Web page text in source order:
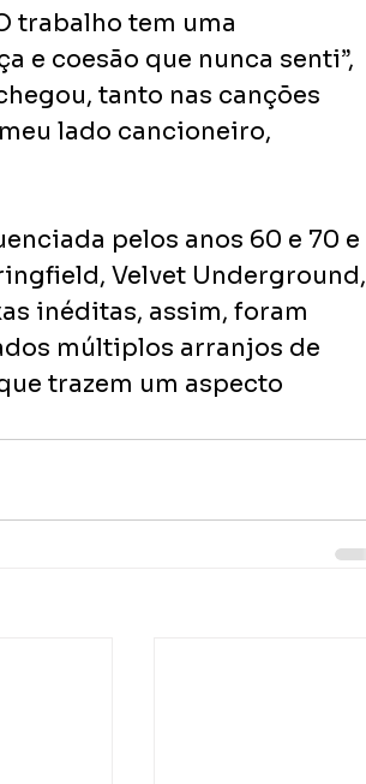
trabalho tem uma
e coesão que nunca senti”,
tanto nas canções
lado cancioneiro,
pelos anos 60 e 70 e
Velvet Underground,
inéditas, assim, foram
múltiplos arranjos de
trazem um aspecto